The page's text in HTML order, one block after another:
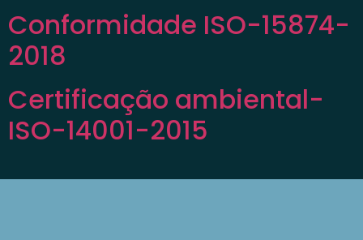
Conformidade ISO-15874-
2018
Certificação ambiental-
ISO-14001-2015